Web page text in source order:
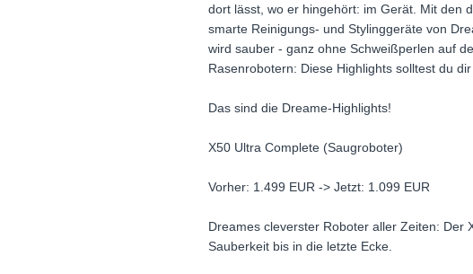
dort lässt, wo er hingehört: im Gerät. Mit den
smarte Reinigungs- und Stylinggeräte von
wird sauber - ganz ohne Schweißperlen auf
Rasenrobotern: Diese Highlights solltest du
Das sind die Dreame-Highlights!
X50 Ultra Complete (Saugroboter)
Vorher: 1.499 EUR -> Jetzt: 1.099 EUR
Dreames cleverster Roboter aller Zeiten: Der
Sauberkeit bis in die letzte Ecke.